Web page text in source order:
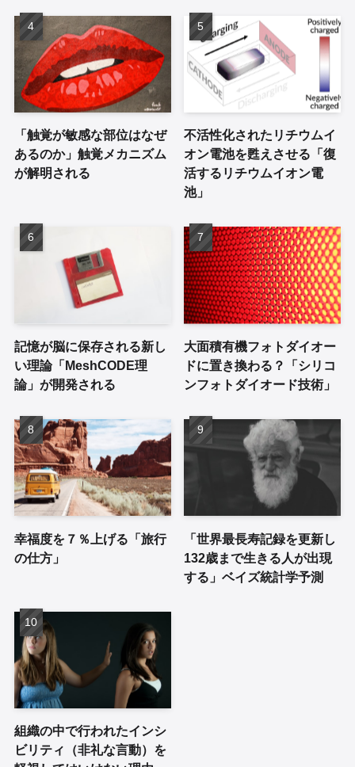
「触覚が敏感な部位はなぜ
あるのか」触覚メカニズム
が解明される
不活性化されたリチウムイ
オン電池を甦えさせる「復
活するリチウムイオン電
池」
記憶が脳に保存される新し
い理論「MeshCODE理
論」が開発される
大面積有機フォトダイオー
ドに置き換わる？「シリコ
ンフォトダイオード技術」
幸福度を７％上げる「旅行
の仕方」
「世界最長寿記録を更新し
132歳まで生きる人が出現
する」ベイズ統計学予測
組織の中で行われたインシ
ビリティ（非礼な言動）を